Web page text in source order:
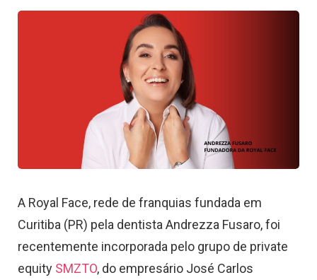
A Royal Face, rede de franquias fundada em
Curitiba (PR) pela dentista Andrezza Fusaro, foi
recentemente incorporada pelo grupo de private
equity SMZTO, do empresário José Carlos